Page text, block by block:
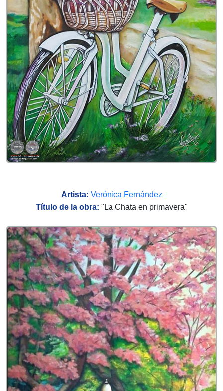
Artista: Verónica Fernández
Título de la obra: "La Chata en primavera"